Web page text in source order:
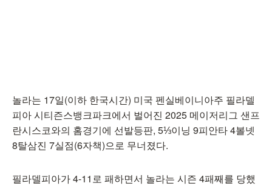
놀라는 17일(이하 한국시간) 미국 펜실베이니아주 필라델
피아 시티즌스뱅크파크에서 벌어진 2025 메이저리그 샌프
란시스코와의 홈경기에 선발등판, 5⅓이닝 9피안타 4볼넷
8탈삼진 7실점(6자책)으로 무너졌다.
필라델피아가 4-11로 패하면서 놀라는 시즌 4패째를 당했